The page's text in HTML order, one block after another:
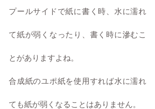
プールサイドで紙に書く時、水に濡れ
て紙が弱くなったり、書く時に滲むこ
とがありますよね。
合成紙のユポ紙を使用すれば水に濡れ
ても紙が弱くなることはありません。